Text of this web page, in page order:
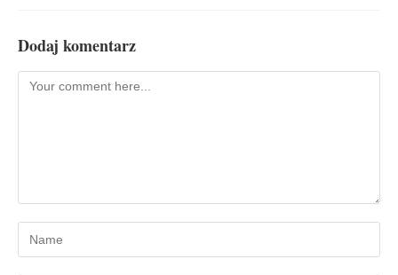
Dodaj komentarz